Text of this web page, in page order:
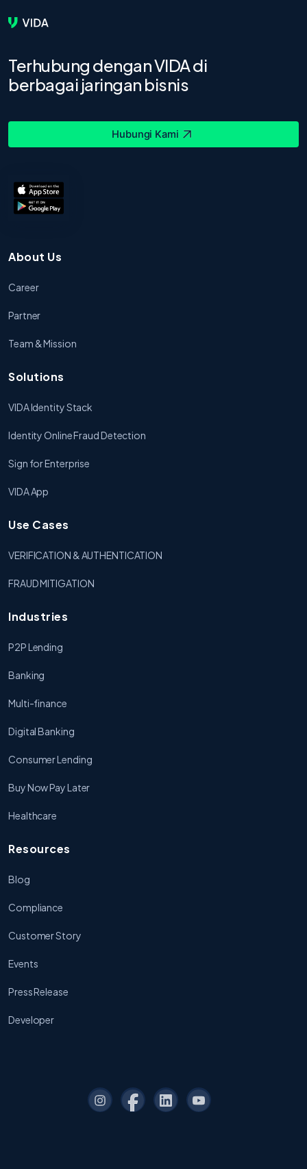
Terhubung dengan VIDA di
berbagai jaringan bisnis
Hubungi Kami
About Us
Career
Partner
Team & Mission
Solutions
VIDA Identity Stack
Identity Online Fraud Detection
Sign for Enterprise
VIDA App
Use Cases
VERIFICATION & AUTHENTICATION
FRAUD MITIGATION
Industries
P2P Lending
Banking
Multi-finance
Digital Banking
Consumer Lending
Buy Now Pay Later
Healthcare
Resources
Blog
Compliance
Customer Story
Events
Press Release
Developer